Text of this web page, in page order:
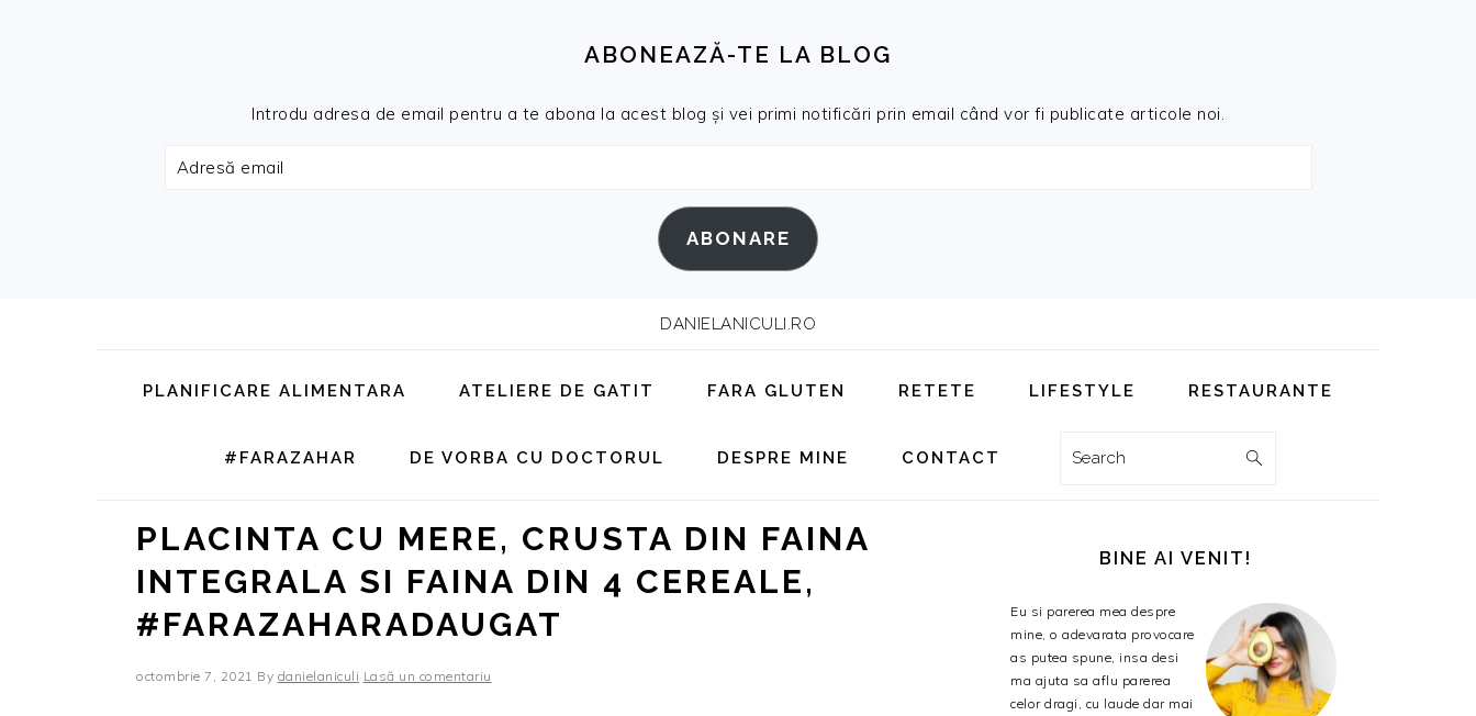
ABONEAZĂ-TE LA BLOG
Introdu adresa de email pentru a te abona la acest blog și vei primi notificări prin email când vor fi publicate articole noi.
Adresă
ABONARE
DANIELANICULI.RO
PLANIFICARE ALIMENTARA ATELIERE DE GATIT FARA GLUTEN RETETE LIFESTYLE RESTAURANTE
#FARAZAHAR DE VORBA CU DOCTORUL DESPRE MINE CONTACT Search
PLACINTA CU MERE, CRUSTA DIN FAINA
INTEGRALA SI FAINA DIN 4 CEREALE,
#FARAZAHARADAUGAT
octombrie 7, 2021 By danielaniculi Lasă un comentariu
PRINCIPALĂBINE AI VENIT!
Eu si parerea mea despre
mine, o adevarata provocare
as putea spune, insa desi
ma ajuta sa aflu parerea
celor dragi, cu laude dar mai